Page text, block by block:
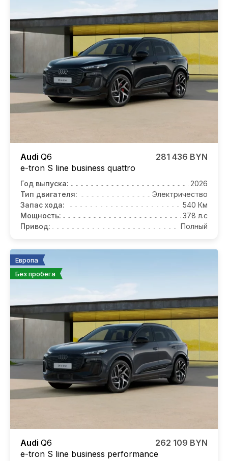
Audi Q6
e-tron S line business quattro
281 436 BYN
Год выпуска:
2026
Тип двигателя:
Электричество
Запас хода:
540 Км
Мощность:
378 л.с
Привод:
Полный
Европа
Без пробега
Audi Q6
e-tron S line business performance
262 109 BYN